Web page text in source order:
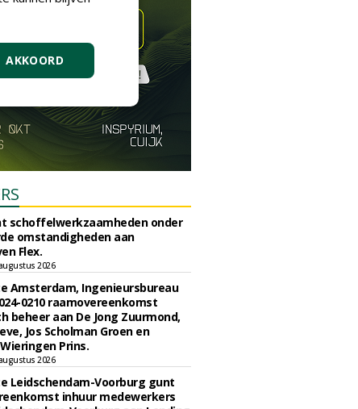
schoffelwerkzaamheden onder
omstandigheden aan
Flex.
2026
Amsterdam, Ingenieursbureau
0210 raamovereenkomst
beheer aan De Jong Zuurmond,
Jos Scholman Groen en
Prins.
2026
Leidschendam-Voorburg gunt
inhuur medewerkers
AKKOORD